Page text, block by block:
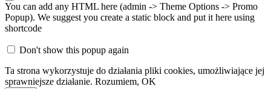
You can add any HTML here (admin -> Theme Options -> Promo
Popup). We suggest you create a static block and put it here using
shortcode
Don't show this popup again
Ta strona wykorzystuje do działania pliki cookies, umożliwiające jej
sprawniejsze działanie. Rozumiem, OK